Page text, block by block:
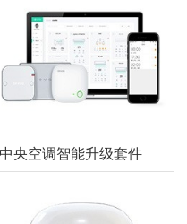
中央空调智能升级套件